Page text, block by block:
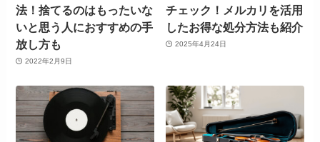
法！捨てるのはもったいな
いと思う人におすすめの手
放し方も
2022年2月9日
チェック！メルカリを活用
したお得な処分方法も紹介
2025年4月24日